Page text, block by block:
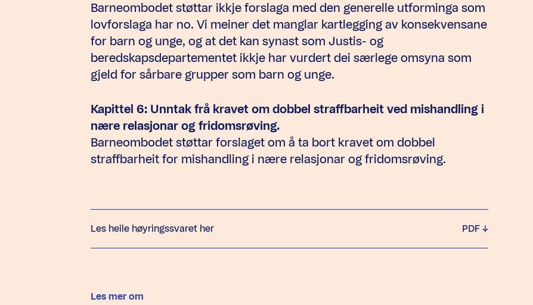
Barneombodet støttar ikkje forslaga med den generelle utforminga som
lovforslaga har no. Vi meiner det manglar kartlegging av konsekvensane
for barn og unge, og at det kan synast som Justis- og
beredskapsdepartementet ikkje har vurdert dei særlege omsyna som
gjeld for sårbare grupper som barn og unge.
Kapittel 6: Unntak frå kravet om dobbel straffbarheit ved mishandling i
nære relasjonar og fridomsrøving.
Barneombodet støttar forslaget om å ta bort kravet om dobbel
straffbarheit for mishandling i nære relasjonar og fridomsrøving.
Les heile høyringssvaret her PDF
Les mer om